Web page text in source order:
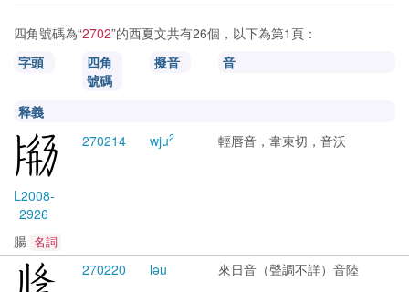
四角號碼為“2702”的西夏文共有26個，以下為第1頁：
字頭
四角
號碼
擬音 音
释義
L2008-
2926
270214 wju2 輕唇音，韋束切，音沃
腸 名詞
270220 ləu 來日音（聲調不詳）音陸